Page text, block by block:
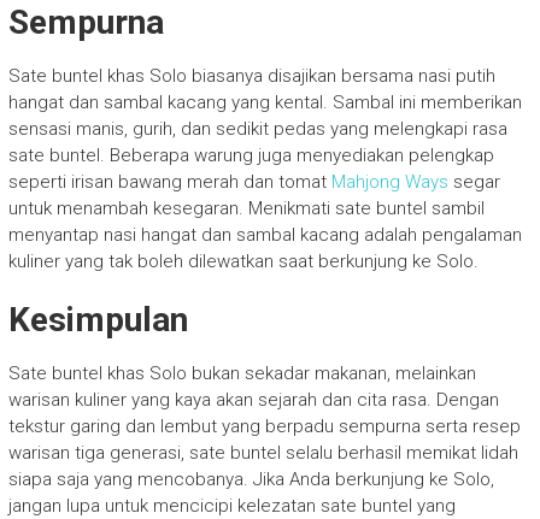
Sempurna
Sate buntel khas Solo biasanya disajikan bersama nasi putih
hangat dan sambal kacang yang kental. Sambal ini memberikan
sensasi manis, gurih, dan sedikit pedas yang melengkapi rasa
sate buntel. Beberapa warung juga menyediakan pelengkap
seperti irisan bawang merah dan tomat Mahjong Ways segar
untuk menambah kesegaran. Menikmati sate buntel sambil
menyantap nasi hangat dan sambal kacang adalah pengalaman
kuliner yang tak boleh dilewatkan saat berkunjung ke Solo.
Kesimpulan
Sate buntel khas Solo bukan sekadar makanan, melainkan
warisan kuliner yang kaya akan sejarah dan cita rasa. Dengan
tekstur garing dan lembut yang berpadu sempurna serta resep
warisan tiga generasi, sate buntel selalu berhasil memikat lidah
siapa saja yang mencobanya. Jika Anda berkunjung ke Solo,
jangan lupa untuk mencicipi kelezatan sate buntel yang